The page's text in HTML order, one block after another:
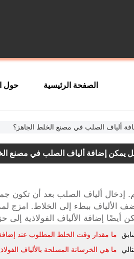
الصفحة الرئيسية حول
ألياف الصلب في مصنع الخلط الجاهز؟
يمكن إضافة ألياف الصلب في مصنع
إدخال ألياف الصلب بعد أن تكون
الألياف ببطء إلى الخلاط. امزج لمدة 5 دقائق تقريبًا بسرعة
أيضًا إضافة الألياف الفولاذية
ما مقدار وقت الخلط المطلوب عند
ما هي الخرسانة المسلحة بالألياف